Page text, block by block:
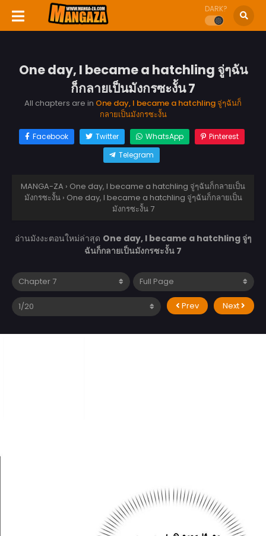
DARK?
One day, I became a hatchling จู่ๆฉัน
ก็กลายเป็นมังกรซะงั้น 7
All chapters are in One day, I became a hatchling จู่ๆฉันก็
กลายเป็นมังกรซะงั้น
Facebook Twitter WhatsApp
Pinterest
Telegram
MANGA-ZA › One day, I became a hatchling จู่ๆฉันก็กลายเป็น
มังกรซะงั้น › One day, I became a hatchling จู่ๆฉันก็กลายเป็น
มังกรซะงั้น 7
อ่านมังงะตอนใหม่ล่าสุด One day, I became a hatchling จู่ๆ
ฉันก็กลายเป็นมังกรซะงั้น 7
Prev Next